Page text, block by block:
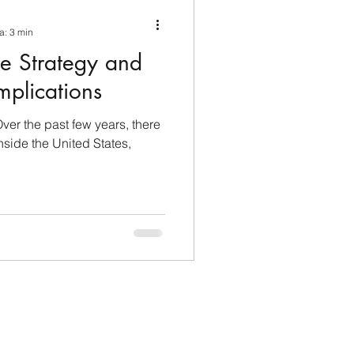
Russia
Germania
Strategy and
the past few years, there
States,
3 min